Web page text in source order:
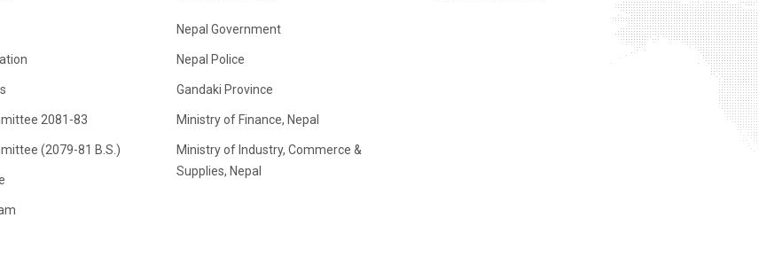
2081-83
(2079-81 B.S.)
Nepal Government
Nepal Police
Gandaki Province
Ministry of Finance, Nepal
Ministry of Industry, Commerce &
Supplies, Nepal